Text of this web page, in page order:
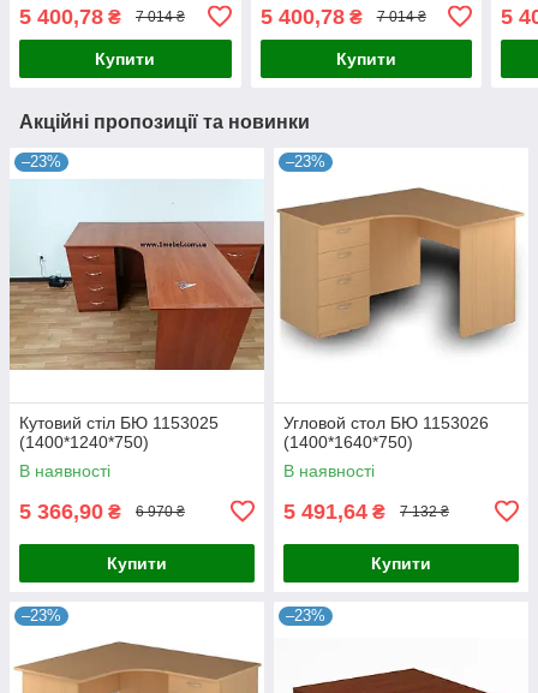
5 400,78 ₴ 7 014 ₴
Купити
5 400,78₴ 7 014 ₴
Купити
5
Акційні пропозиції та новинки
–23%
Кутовий стіл БЮ 1153025
(1400*1240*750)
В наявності
5 366,90 ₴ 6 970 ₴
Купити
–23%
Угловой стол БЮ 1153026
(1400*1640*750)
В наявності
5 491,64 ₴ 7 132 ₴
Купити
–23% –23%